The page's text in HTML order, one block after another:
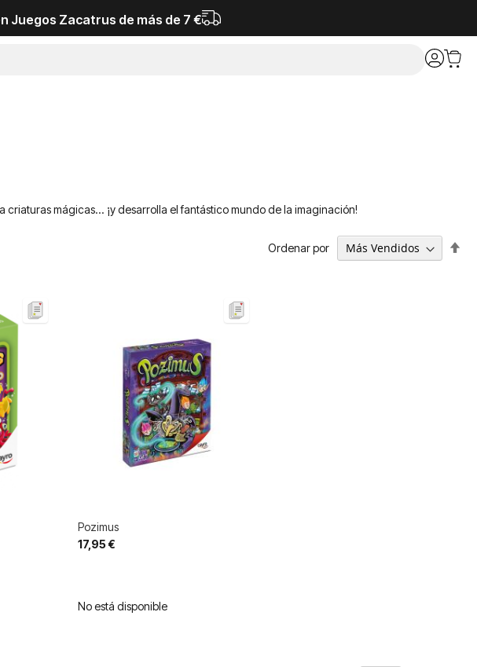
Juegos Zacatrus de más de 7 €
mágicas... ¡y desarrolla el fantástico mundo de la imaginación!
Ordenar por
Pozimus
17,95 €
No está disponible